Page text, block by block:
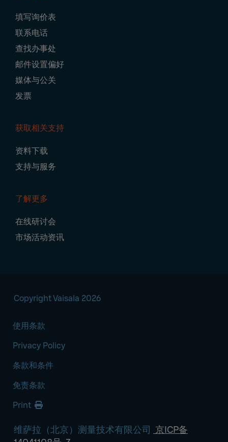
Navigation
填写询价表
联系电话
查找办事处
邮件设置偏好
媒体与公关
发票
获取相关支持
资料下载
支持与服务
了解更多
在线研讨会
市场活动资讯
Copyright Vaisala 2026
使用条款
Privacy Policy
条款和条件
免责条款
Print
维萨拉（北京）测量技术有限公司 京ICP备